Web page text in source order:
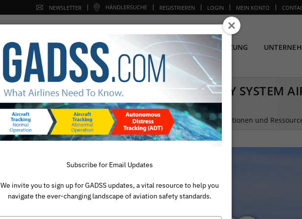
AERONAUTICAL DISTRESS AND SAFETY SYSTEM
INFORMATIONEN UND RESSOURCEN
- Global Aeronautical Distress and Safety System Airline-Informationen und
Subscribe for Email Updates
We invite you to sign up for GADSS updates, a vital resource to help you
navigate the ever-changing landscape of aviation safety standards.
LUFTFAHRT SURVIVOR CLUB NACHRICHT UNTERSTÜTZUNG
NEWSLETTER HÄNDLERSUCHE REGISTRIEREN LOGIN MEIN KONTO